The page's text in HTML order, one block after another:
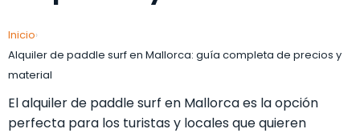
Inicio›
Alquiler de paddle surf en Mallorca: guía completa de precios y
material
El alquiler de paddle surf en Mallorca es la opción
perfecta para los turistas y locales que quieren